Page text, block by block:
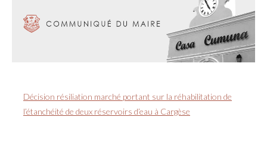
Décision résiliation marché portant sur la réhabilitation de
l’étanchéité de deux réservoirs d’eau à Cargèse